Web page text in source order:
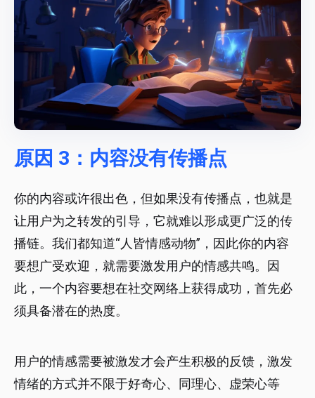
原因 3：内容没有传播点
你的内容或许很出色，但如果没有传播点，也就是
让用户为之转发的引导，它就难以形成更广泛的传
播链。我们都知道“人皆情感动物”，因此你的内容
要想广受欢迎，就需要激发用户的情感共鸣。因
此，一个内容要想在社交网络上获得成功，首先必
须具备潜在的热度。
用户的情感需要被激发才会产生积极的反馈，激发
情绪的方式并不限于好奇心、同理心、虚荣心等